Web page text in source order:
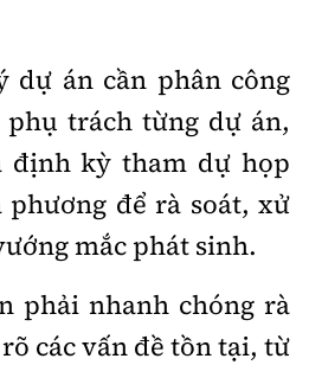
dự án cần phân công
trách từng dự án,
định kỳ tham dự họp
để rà soát, xử
mắc phát sinh.
phải nhanh chóng rà
các vấn đề tồn tại, từ